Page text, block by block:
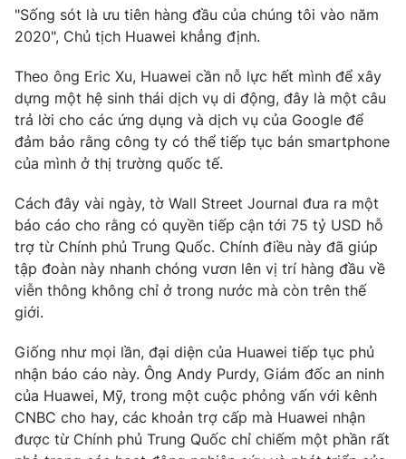
VTV4 Vươn mình bằng AI
VTV9 VTV8
Liên hệ tòa soạn English
THỜI BÁO VTV
Cơ quan chủ quản:Đài Truyền hình Việt Nam
Cơ quan báo chí: Thời báo VTV
Giấy phép hoạt động báo in và báo điện tử số 483/GP-BTTTT
cấp ngày 29/12/2023
"Sống sót là ưu tiên hàng đầu của chúng tôi vào năm
2020", Chủ tịch Huawei khẳng định.
Theo ông Eric Xu, Huawei cần nỗ lực hết mình để xây
dựng một hệ sinh thái dịch vụ di động, đây là một câu
trả lời cho các ứng dụng và dịch vụ của Google để
đảm bảo rằng công ty có thể tiếp tục bán smartphone
của mình ở thị trường quốc tế.
Cách đây vài ngày, tờ Wall Street Journal đưa ra một
báo cáo cho rằng có quyền tiếp cận tới 75 tỷ USD hỗ
trợ từ Chính phủ Trung Quốc. Chính điều này đã giúp
tập đoàn này nhanh chóng vươn lên vị trí hàng đầu về
viễn thông không chỉ ở trong nước mà còn trên thế
giới.
Giống như mọi lần, đại diện của Huawei tiếp tục phủ
nhận báo cáo này. Ông Andy Purdy, Giám đốc an ninh
của Huawei, Mỹ, trong một cuộc phỏng vấn với kênh
CNBC cho hay, các khoản trợ cấp mà Huawei nhận
được từ Chính phủ Trung Quốc chỉ chiếm một phần rất